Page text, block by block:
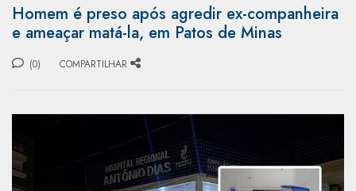
Homem é preso após agredir ex-companheira
e ameaçar matá-la, em Patos de Minas
(0) COMPARTILHAR